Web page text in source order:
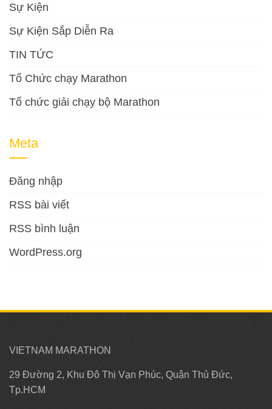
Sự Kiện
Sự Kiện Sắp Diễn Ra
TIN TỨC
Tổ Chức chạy Marathon
Tổ chức giải chạy bộ Marathon
Meta
Đăng nhập
RSS bài viết
RSS bình luận
WordPress.org
VIETNAM MARATHON
29 Đường 2, Khu Đô Thị Vạn Phúc, Quận Thủ Đức,
Tp.HCM